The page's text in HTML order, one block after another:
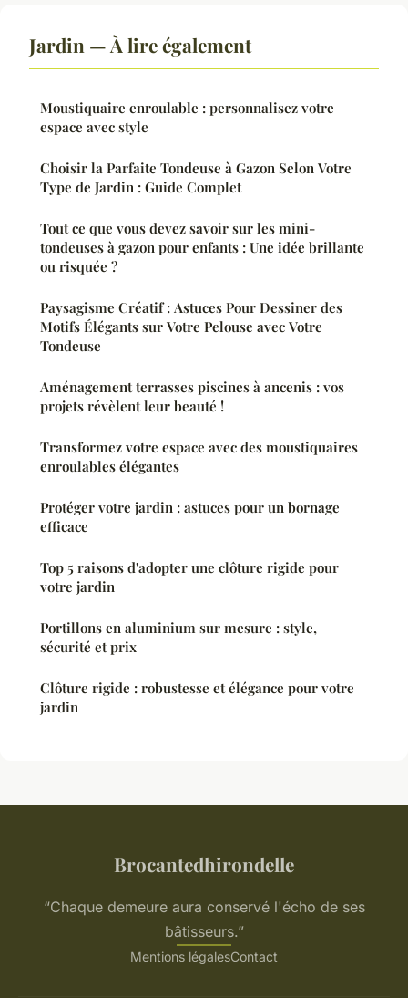
Jardin — À lire également
Moustiquaire enroulable : personnalisez votre
espace avec style
Choisir la Parfaite Tondeuse à Gazon Selon Votre
Type de Jardin : Guide Complet
Tout ce que vous devez savoir sur les mini-
tondeuses à gazon pour enfants : Une idée brillante
ou risquée ?
Paysagisme Créatif : Astuces Pour Dessiner des
Motifs Élégants sur Votre Pelouse avec Votre
Tondeuse
Aménagement terrasses piscines à ancenis : vos
projets révèlent leur beauté !
Transformez votre espace avec des moustiquaires
enroulables élégantes
Protéger votre jardin : astuces pour un bornage
efficace
Top 5 raisons d'adopter une clôture rigide pour
votre jardin
Portillons en aluminium sur mesure : style,
sécurité et prix
Clôture rigide : robustesse et élégance pour votre
jardin
Brocantedhirondelle
“Chaque demeure aura conservé l'écho de ses
bâtisseurs.”
Mentions légalesContact